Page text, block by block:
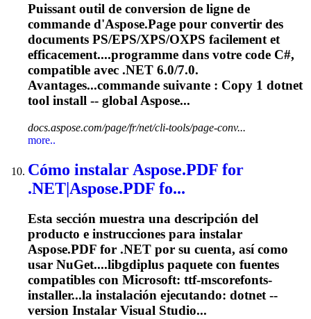
Puissant outil de conversion de ligne de
commande d'Aspose.Page pour convertir des
documents PS/EPS/XPS/OXPS facilement et
efficacement....programme dans votre code C#,
compatible avec .NET 6.0/7.0.
Avantages...commande suivante : Copy 1 dotnet
tool install -- global Aspose...
docs.aspose.com/page/fr/net/cli-tools/page-conv...
more..
Cómo instalar Aspose.PDF for
.NET|Aspose.PDF fo...
Esta sección muestra una descripción del
producto e instrucciones para instalar
Aspose.PDF for .NET por su cuenta, así como
usar NuGet....libgdiplus paquete con fuentes
compatibles con Microsoft: ttf-mscorefonts-
installer...la instalación ejecutando: dotnet--
version Instalar Visual Studio...